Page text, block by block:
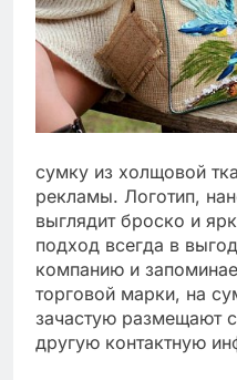
сумку из холщовой
рекламы. Логотип,
выглядит броско и
подход всегда в
компанию и
торговой марки, на
зачастую размещают
другую контактную